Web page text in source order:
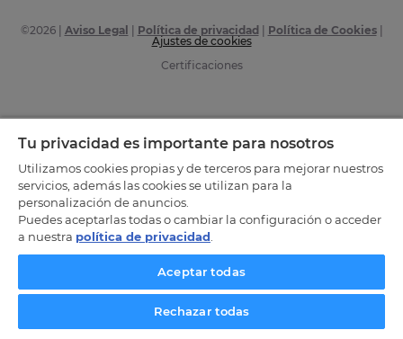
©2026| Aviso Legal Política de privacidad Política de Cookies|
Ajustes de cookies
Certificaciones
Tu privacidad es importante para nosotros
Utilizamos cookies propias y de terceros para mejorar nuestros
servicios, además las cookies se utilizan para la
personalización de anuncios.
Puedes aceptarlas todas o cambiar la configuración o acceder
a nuestra política de privacidad
Aceptar todas
Rechazar todas